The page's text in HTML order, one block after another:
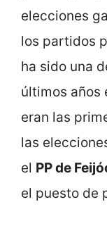
elecciones
los partidos
ha sido una
últimos años
eran las
las
el PP de
el puesto de